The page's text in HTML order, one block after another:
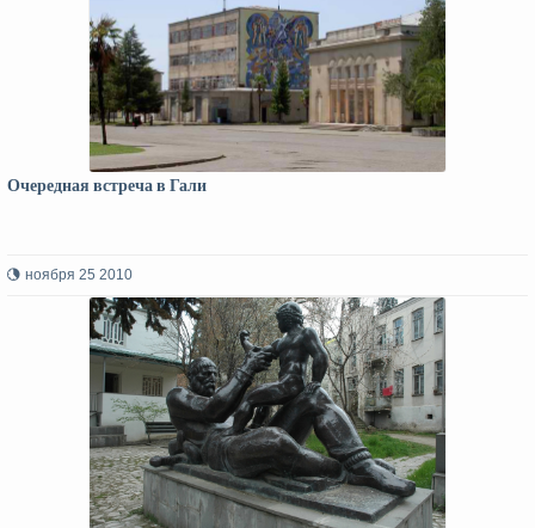
Очередная встреча в Гали
ноября 25 2010